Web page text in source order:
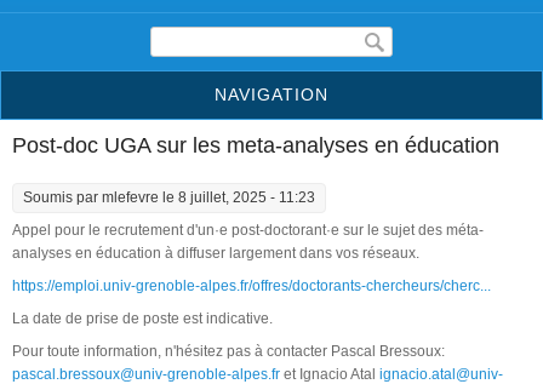
Formulaire de recherche
NAVIGATION
Post-doc UGA sur les meta-analyses en éducation
Soumis par mlefevre le 8 juillet, 2025 - 11:23
Appel pour le recrutement d'un·e post-doctorant·e sur le sujet des méta-
analyses en éducation à diffuser largement dans vos réseaux.
https://emploi.univ-grenoble-alpes.fr/offres/doctorants-chercheurs/cherc...
La date de prise de poste est indicative.
Pour toute information, n'hésitez pas à contacter Pascal Bressoux:
pascal.bressoux@univ-grenoble-alpes.fr et Ignacio Atal ignacio.atal@univ-